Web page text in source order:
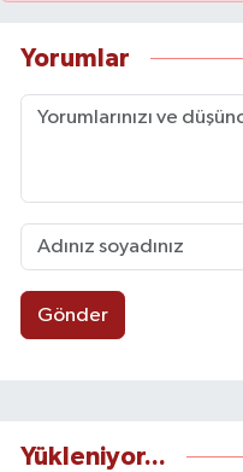
Yorumlar
Gönder
Yükleniyor...